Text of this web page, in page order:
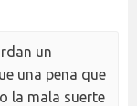
un
una pena que
la mala suerte